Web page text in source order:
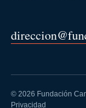
© 2026 Fundación
Privacidad